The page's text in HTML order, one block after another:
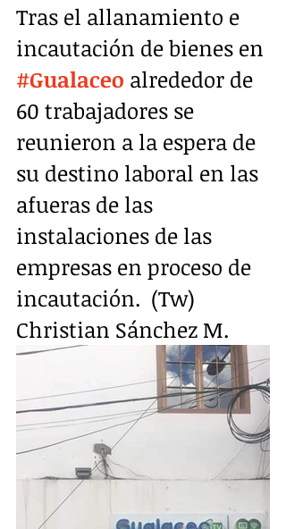
Tras el allanamiento e
incautación de bienes en
#Gualaceo alrededor de
60 trabajadores se
reunieron a la espera de
su destino laboral en las
afueras de las
instalaciones de las
empresas en proceso de
incautación.  (Tw)
Christian Sánchez M.